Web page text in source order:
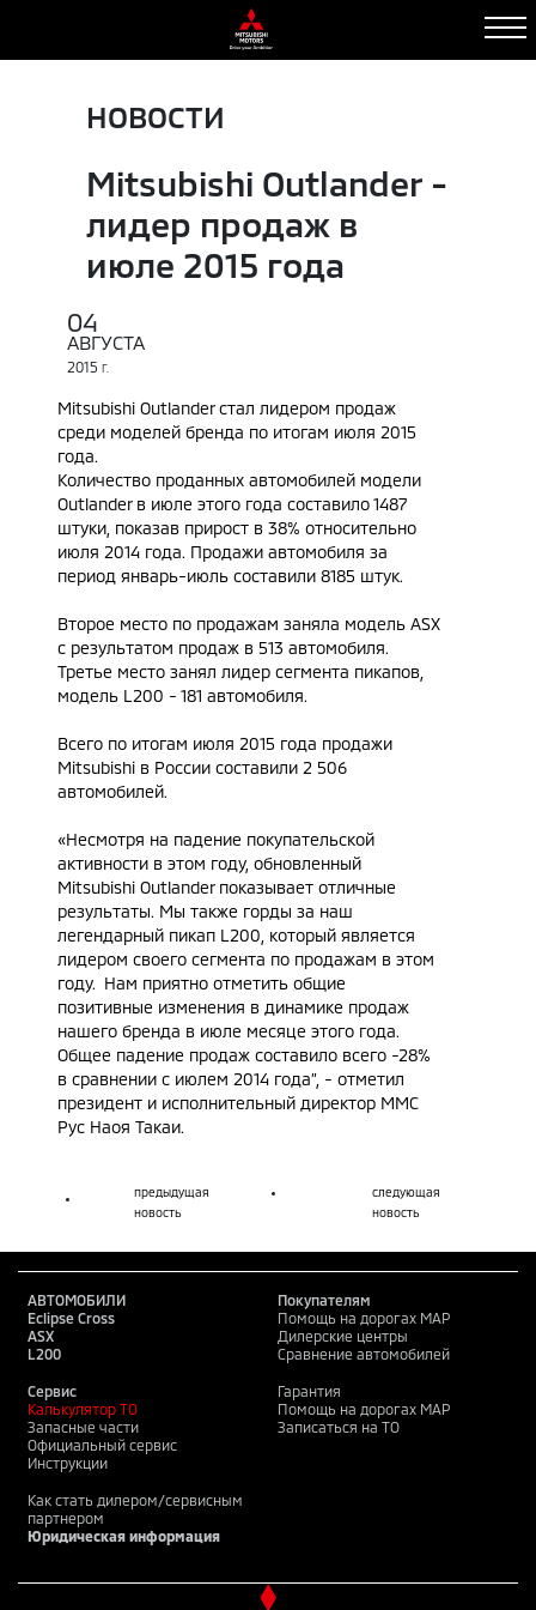
НОВОСТИ
Mitsubishi Outlander -
лидер продаж в
июле 2015 года
04
АВГУСТА
2015 Г.
Mitsubishi Outlanderстал лидером продаж
среди моделей бренда по итогам июля 2015
года.
Количество проданных автомобилей модели
Outlander в июле этого года составило 1487
штуки, показав прирост в 38% относительно
июля 2014 года. Продажи автомобиля за
период январь-июль составили 8185 штук.
Второе место по продажам заняла модель ASX
с результатом продаж в 513 автомобиля.
Третье место занял лидер сегмента пикапов,
модель L200 - 181 автомобиля.
Всего по итогам июля 2015 года продажи
Mitsubishi в России составили 2 506
автомобилей.
«Несмотря на падение покупательской
активности в этом году, обновленный
Mitsubishi Outlander показывает отличные
результаты. Мы также горды за наш
легендарный пикап L200, который является
лидером своего сегмента по продажам в этом
году. Нам приятно отметить общие
позитивные изменения в динамике продаж
нашего бренда в июле месяце этого года.
Общее падение продаж составило всего -28%
в сравнении с июлем 2014 года”, - отметил
президент и исполнительный директор ММС
Рус Наоя Такаи.
предыдущая
новость
следующая
новость
АВТОМОБИЛИ
Eclipse Cross
ASX
L200
Покупателям
Помощь на дорогах MAP
Дилерские центры
Сравнение автомобилей
Сервис
Калькулятор ТО
Запасные части
Официальный сервис
Инструкции
Гарантия
Помощь на дорогах MAP
Записаться на ТО
Как стать дилером/сервисным
партнером
Юридическая информация